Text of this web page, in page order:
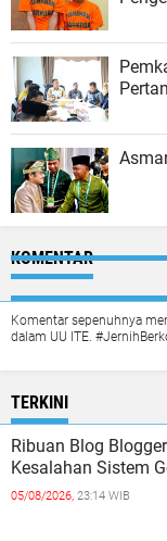
KOMENTAR
Komentar sepenuhnya
dalam UU ITE.
TERKINI
Ribuan Blog
Kesalahan Sistem
05/08/2026, 23:14 WIB